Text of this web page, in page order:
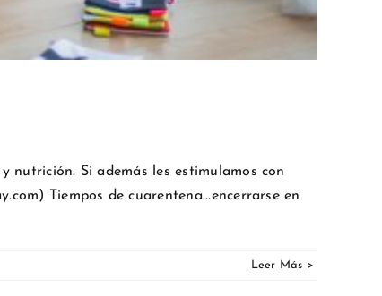
nutrición. Si además les estimulamos con
Tiempos de cuarentena...encerrarse en